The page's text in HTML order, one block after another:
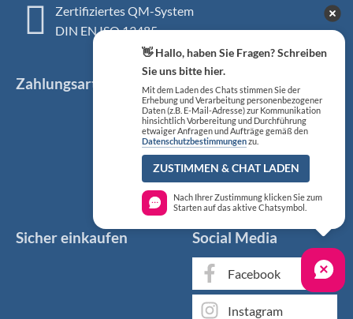
Zertifiziertes QM-System
DIN EN ISO 13485
Zahlungsarten
Sicher einkaufen Social Media
Facebook
Instagram
👋 Hallo, haben Sie Fragen? Schreiben
Sie uns bitte hier.
Mit dem Laden des Chats stimmen Sie der
Erhebung und Verarbeitung personenbezogener
Daten (z.B. E-Mail-Adresse) zur Kommunikation
hinsichtlich Vorbereitung und Durchführung
etwaiger Anfragen und Aufträge gemäß den
Datenschutzbestimmungenzu.
ZUSTIMMEN & CHAT LADEN
Nach Ihrer Zustimmung klicken Sie zum
Starten auf das aktive Chatsymbol.